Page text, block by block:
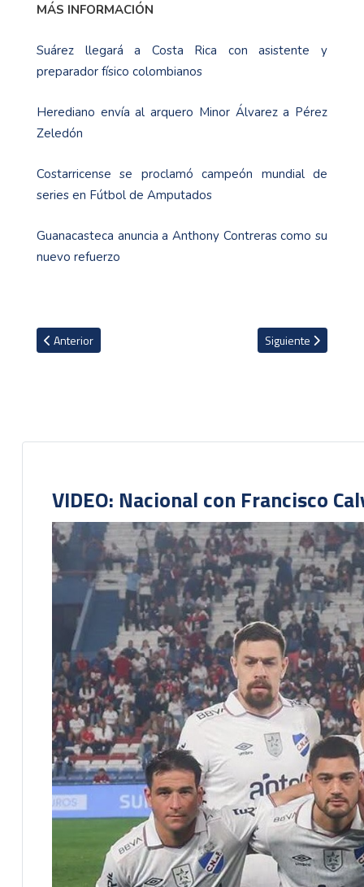
MÁS INFORMACIÓN
Suárez llegará a Costa Rica con asistente y
preparador físico colombianos
Herediano envía al arquero Minor Álvarez a Pérez
Zeledón
Costarricense se proclamó campeón mundial de
series en Fútbol de Amputados
Guanacasteca anuncia a Anthony Contreras como su
nuevo refuerzo
Artículo anterior: Jonathan Moya elegido en el equipo ideal y MVP
Anterior Artículo siguiente:
Siguiente
VIDEO: Nacional con Francisco